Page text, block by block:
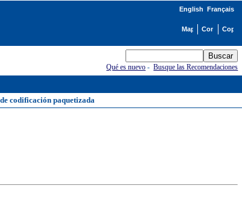
English Français
Qué es nuevo -Busque las Recomendaciones
codificación paquetizada